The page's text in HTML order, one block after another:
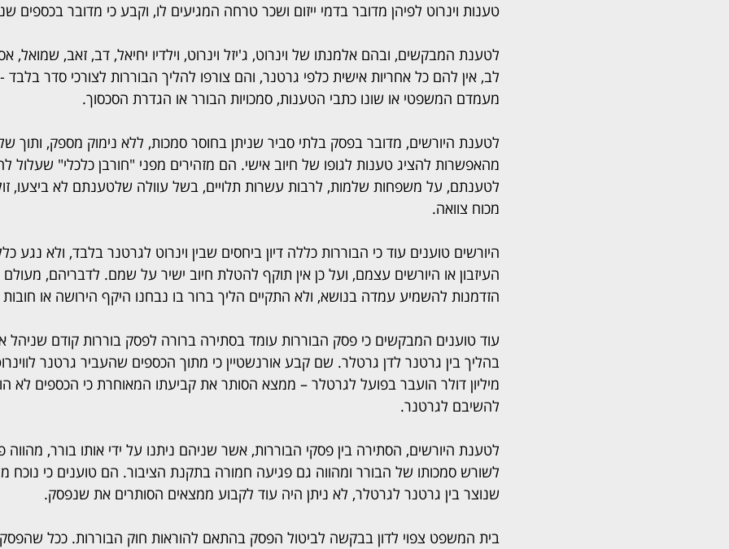
טענות וינרוט לפיהן מדובר בדמי ייזום ושכר טרחה המגיעים לו, וקבע כי מדובר בכספים
לטענת המבקשים, ובהם אלמנתו של וינרוט, ג'יזל וינרוט, וילדיו יחיאל, דב, זאב, שמואל,
לב, אין להם כל אחריות אישית כלפי גרטנר, והם צורפו להליך הבוררות לצורכי סדר
מעמדם המשפטי או שונו כתבי הטענות, סמכויות הבורר או הגדרת הסכסוך.
לטענת היורשים, מדובר בפסק בלתי סביר שניתן בחוסר סמכות, ללא נימוק מספק, ותוך
מהאפשרות להציג טענות לגופו של חיוב אישי. הם מזהירים מפני "חורבן כלכלי" שעלול
לטענתם, על משפחות שלמות, לרבות עשרות תלויים, בשל עוולה שלטענתם לא ביצעו,
מכוח צוואה.
היורשים טוענים עוד כי הבוררות כללה דיון ביחסים שבין וינרוט לגרטנר בלבד, ולא נגע
העיזבון או היורשים עצמם, ועל כן אין תוקף להטלת חיוב ישיר על שמם. לדבריהם,
הזדמנות להשמיע עמדה בנושא, ולא התקיים הליך ברור בו נבחנו היקף הירושה או חובות
עוד טוענים המבקשים כי פסק הבוררות עומד בסתירה ברורה לפסק בוררות קודם שניהל
מיליון דולר הועבר בפועל לגרטלר – ממצא הסותר את קביעתו המאוחרת כי הכספים לא
להשיבם לגרטנר.
לטענת היורשים, הסתירה בין פסקי הבוררות, אשר שניהם ניתנו על ידי אותו בורר, מהווה
לשורש סמכותו של הבורר ומהווה גם פגיעה חמורה בתקנת הציבור. הם טוענים כי נוכח
שנוצר בין גרטנר לגרטלר, לא ניתן היה עוד לקבוע ממצאים הסותרים את שנפסק.
בית המשפט צפוי לדון בבקשה לביטול הפסק בהתאם להוראות חוק הבוררות. ככל שהפסק